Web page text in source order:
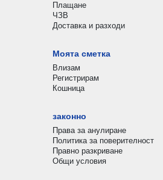
Плащане
ЧЗВ
Доставка и разходи
Моята сметка
Влизам
Регистрирам
Кошница
законно
Права за анулиране
Политика за поверителност
Правно разкриване
Общи условия